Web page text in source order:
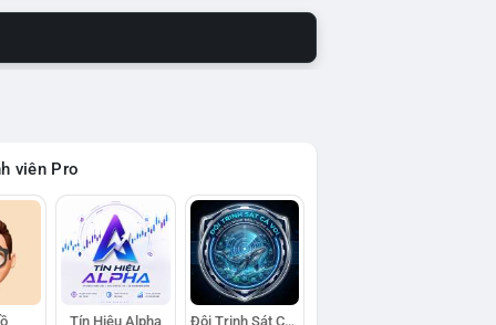
viên Pro
Tín Hiệu Alpha Đội Trinh Sát Cá Voi